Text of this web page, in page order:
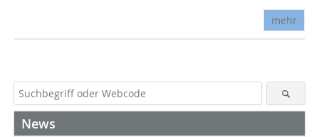
mehr
News